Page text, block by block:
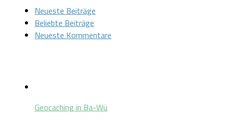
Neueste Beiträge
Beliebte Beiträge
Neueste Kommentare
Geocaching in Ba-Wü